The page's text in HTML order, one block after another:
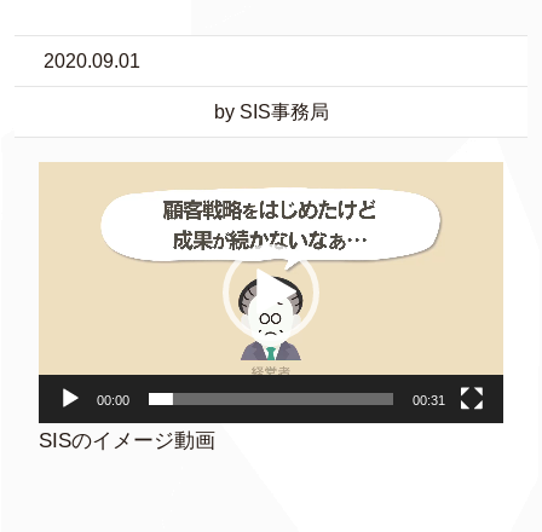
2020.09.01
by SIS事務局
00:00 00:31
SISのイメージ動画